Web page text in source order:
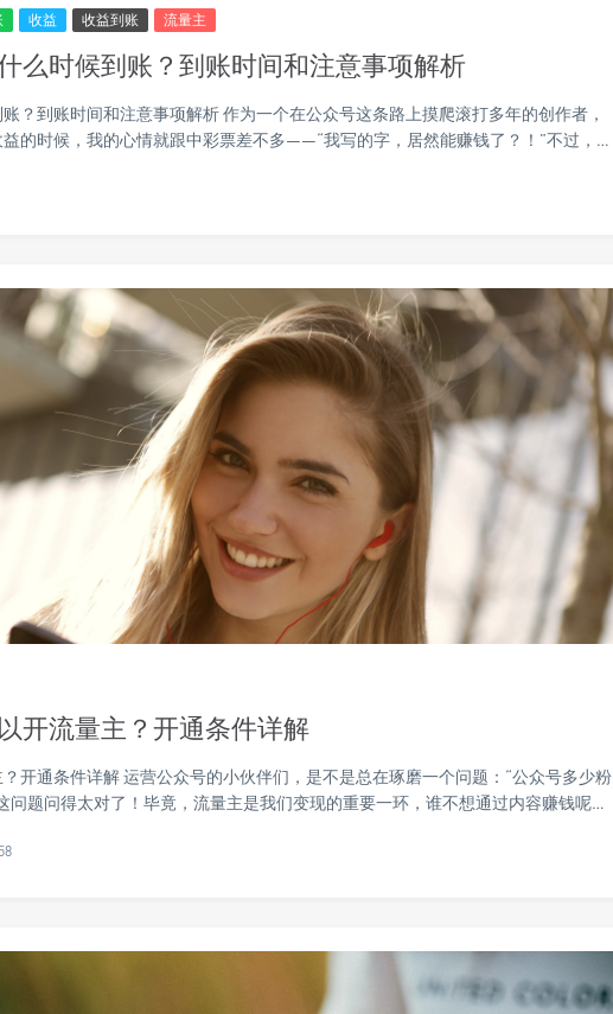
收益 收益到账 流量主
么时候到账？到账时间和注意事项解析
？到账时间和注意事项解析 作为一个在公众号这条路上摸爬滚打多年的创作者，
的时候，我的心情就跟中彩票差不多——“我写的字，居然能赚钱了？！”不过，…
开流量主？开通条件详解
开通条件详解 运营公众号的小伙伴们，是不是总在琢磨一个问题：“公众号多少粉
问题问得太对了！毕竟，流量主是我们变现的重要一环，谁不想通过内容赚钱呢…